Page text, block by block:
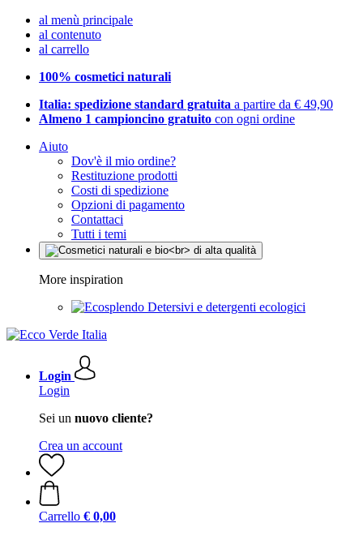
al menù principale
al contenuto
al carrello
100% cosmetici naturali
Italia: spedizione standard gratuita a partire da € 49,90
Almeno 1 campioncino gratuito con ogni ordine
Aiuto
Dov'è il mio ordine?
Restituzione prodotti
Costi di spedizione
Opzioni di pagamento
Contattaci
Tutti i temi
More inspiration
Detersivi e detergenti ecologici
Login
Login
Sei un nuovo cliente?
Crea un account
Carrello € 0,00